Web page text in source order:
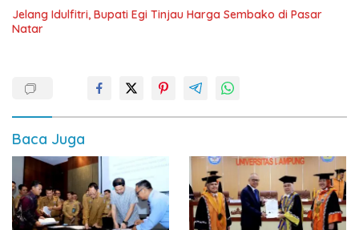
Jelang Idulfitri, Bupati Egi Tinjau Harga Sembako di Pasar
Natar
Baca Juga